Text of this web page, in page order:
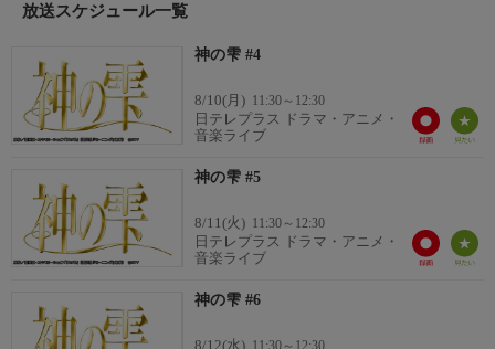
放送スケジュール一覧
神の雫 #4
8/10(月) 11:30～12:30
日テレプラス ドラマ・アニメ・
音楽ライブ
神の雫 #5
8/11(火) 11:30～12:30
日テレプラス ドラマ・アニメ・
音楽ライブ
神の雫 #6
8/12(水)